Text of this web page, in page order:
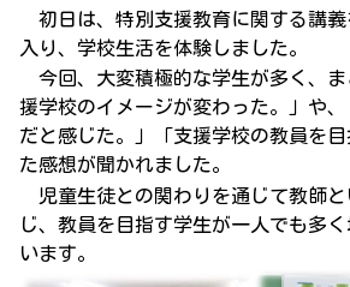
初日は、特別支援教育に関する講義
入り、学校生活を体験しました。
今回、大変積極的な学生が多く、ま
援学校のイメージが変わった。」や
だと感じた。」「支援学校の教員を
た感想が聞かれました。
児童生徒との関わりを通じて教師と
じ、教員を目指す学生が一人でも多
います。